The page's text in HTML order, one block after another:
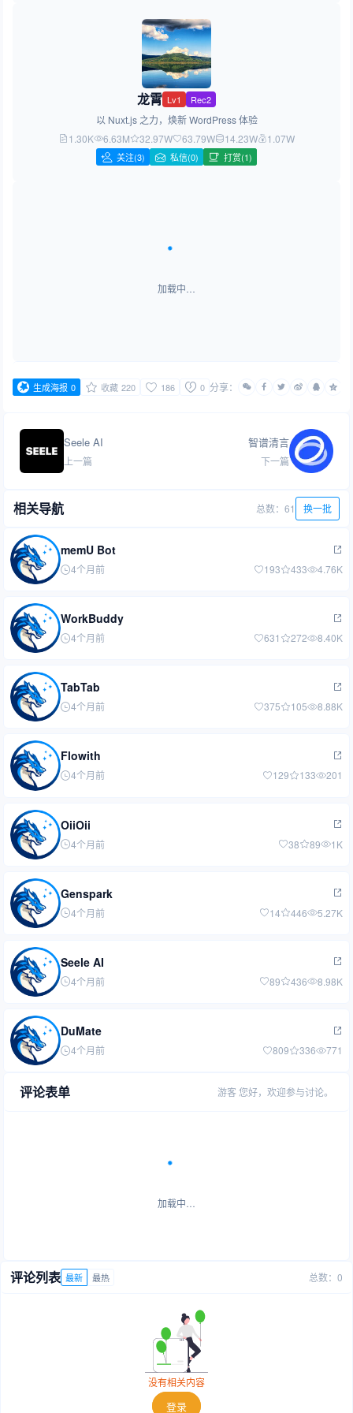
龙霄 Lv1 Rec2
以 Nuxt.js 之力，焕新 WordPress 体验
1.30K
6.63M 32.97W 63.79W 14.23W 1.07W
关注(3) 私信(0) 打赏(1)
加载中…
生成海报 0 收藏 220 186 0 分享：
Seele AI
上一篇
智谱清言
下一篇
相关导航 总数：61 换一批
memU Bot
4个月前 193 433 4.76K
WorkBuddy
4个月前 631 272 8.40K
TabTab
4个月前 375 105 8.88K
Flowith
4个月前 129 133 201
OiiOii
4个月前 38 89 1K
Genspark
4个月前 14 446 5.27K
Seele AI
4个月前 89 436 8.98K
DuMate
4个月前 809 336 771
评论表单 游客 您好，欢迎参与讨论。
加载中…
评论列表 最新 最热 总数：0
没有相关内容
登录